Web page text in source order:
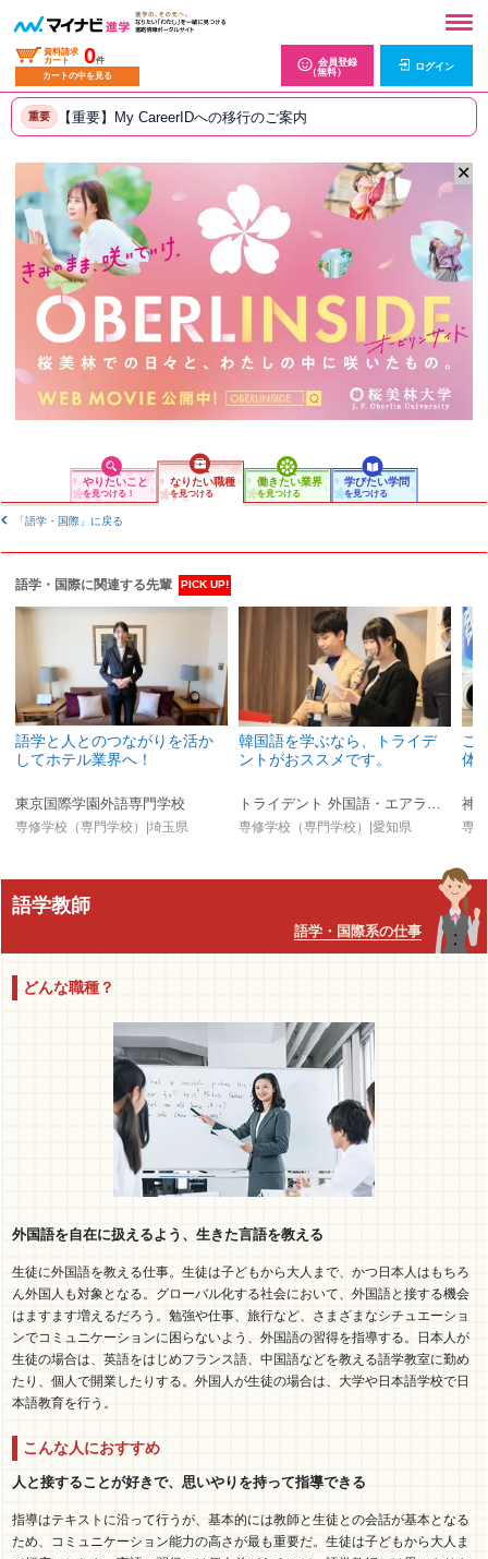
資料請求
カート
0件
カートの中を見る
会員登録
（無料）
ログイン
重要 【重要】My CareerIDへの移行のご案内
✕
やりたいこと
を見つける！
なりたい職種
を見つける
働きたい業界
を見つける
学びたい学問
を見つける
「語学・国際」に戻る
語学・国際に関連する先輩 PICK UP!
語学と人とのつながりを活か
してホテル業界へ！
東京国際学園外語専門学校
専修学校（専門学校）|埼玉県
韓国語を学ぶなら、トライデ
ントがおススメです。
専修学校（専門学校）|愛知県
こ
体
神
専
語学教師
語学・国際系の仕事
どんな職種？
外国語を自在に扱えるよう、生きた言語を教える
生徒に外国語を教える仕事。生徒は子どもから大人まで、かつ日本人はもちろ
ん外国人も対象となる。グローバル化する社会において、外国語と接する機会
はますます増えるだろう。勉強や仕事、旅行など、さまざまなシチュエーショ
ンでコミュニケーションに困らないよう、外国語の習得を指導する。日本人が
生徒の場合は、英語をはじめフランス語、中国語などを教える語学教室に勤め
たり、個人で開業したりする。外国人が生徒の場合は、大学や日本語学校で日
本語教育を行う。
こんな人におすすめ
人と接することが好きで、思いやりを持って指導できる
指導はテキストに沿って行うが、基本的には教師と生徒との会話が基本となる
ため、コミュニケーション能力の高さが最も重要だ。生徒は子どもから大人ま